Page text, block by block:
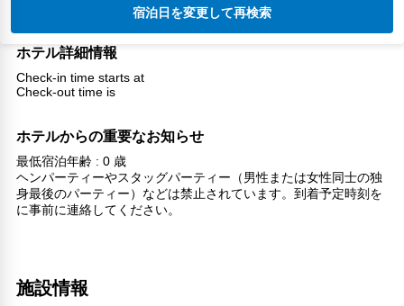
宿泊日を変更して再検索
ホテル詳細情報
Check-in time starts at
Check-out time is
ホテルからの重要なお知らせ
最低宿泊年齢 : 0 歳
ヘンパーティーやスタッグパーティー（男性または女性同士の独
身最後のパーティー）などは禁止されています。到着予定時刻を
に事前に連絡してください。
施設情報